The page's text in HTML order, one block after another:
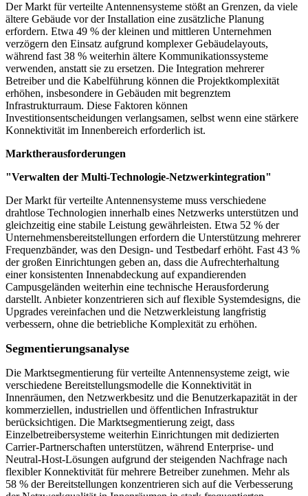
Der Markt für verteilte Antennensysteme stößt an Grenzen, da viele
ältere Gebäude vor der Installation eine zusätzliche Planung
erfordern. Etwa 49 % der kleinen und mittleren Unternehmen
verzögern den Einsatz aufgrund komplexer Gebäudelayouts,
während fast 38 % weiterhin ältere Kommunikationssysteme
verwenden, anstatt sie zu ersetzen. Die Integration mehrerer
Betreiber und die Kabelführung können die Projektkomplexität
erhöhen, insbesondere in Gebäuden mit begrenztem
Infrastrukturraum. Diese Faktoren können
Investitionsentscheidungen verlangsamen, selbst wenn eine stärkere
Konnektivität im Innenbereich erforderlich ist.
Marktherausforderungen
"Verwalten der Multi-Technologie-Netzwerkintegration"
Der Markt für verteilte Antennensysteme muss verschiedene
drahtlose Technologien innerhalb eines Netzwerks unterstützen und
gleichzeitig eine stabile Leistung gewährleisten. Etwa 52 % der
Unternehmensbereitstellungen erfordern die Unterstützung mehrerer
Frequenzbänder, was den Design- und Testbedarf erhöht. Fast 43 %
der großen Einrichtungen geben an, dass die Aufrechterhaltung
einer konsistenten Innenabdeckung auf expandierenden
Campusgeländen weiterhin eine technische Herausforderung
darstellt. Anbieter konzentrieren sich auf flexible Systemdesigns, die
Upgrades vereinfachen und die Netzwerkleistung langfristig
verbessern, ohne die betriebliche Komplexität zu erhöhen.
Segmentierungsanalyse
Die Marktsegmentierung für verteilte Antennensysteme zeigt, wie
verschiedene Bereitstellungsmodelle die Konnektivität in
Innenräumen, den Netzwerkbesitz und die Benutzerkapazität in der
kommerziellen, industriellen und öffentlichen Infrastruktur
berücksichtigen. Die Marktsegmentierung zeigt, dass
Einzelbetreibersysteme weiterhin Einrichtungen mit dedizierten
Carrier-Partnerschaften unterstützen, während Enterprise- und
Neutral-Host-Lösungen aufgrund der steigenden Nachfrage nach
flexibler Konnektivität für mehrere Betreiber zunehmen. Mehr als
58 % der Bereitstellungen konzentrieren sich auf die Verbesserung